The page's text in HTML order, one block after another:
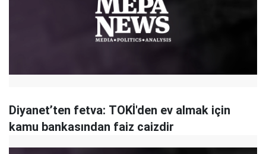
Diyanet’ten fetva: TOKİ'den ev almak için
kamu bankasından faiz caizdir